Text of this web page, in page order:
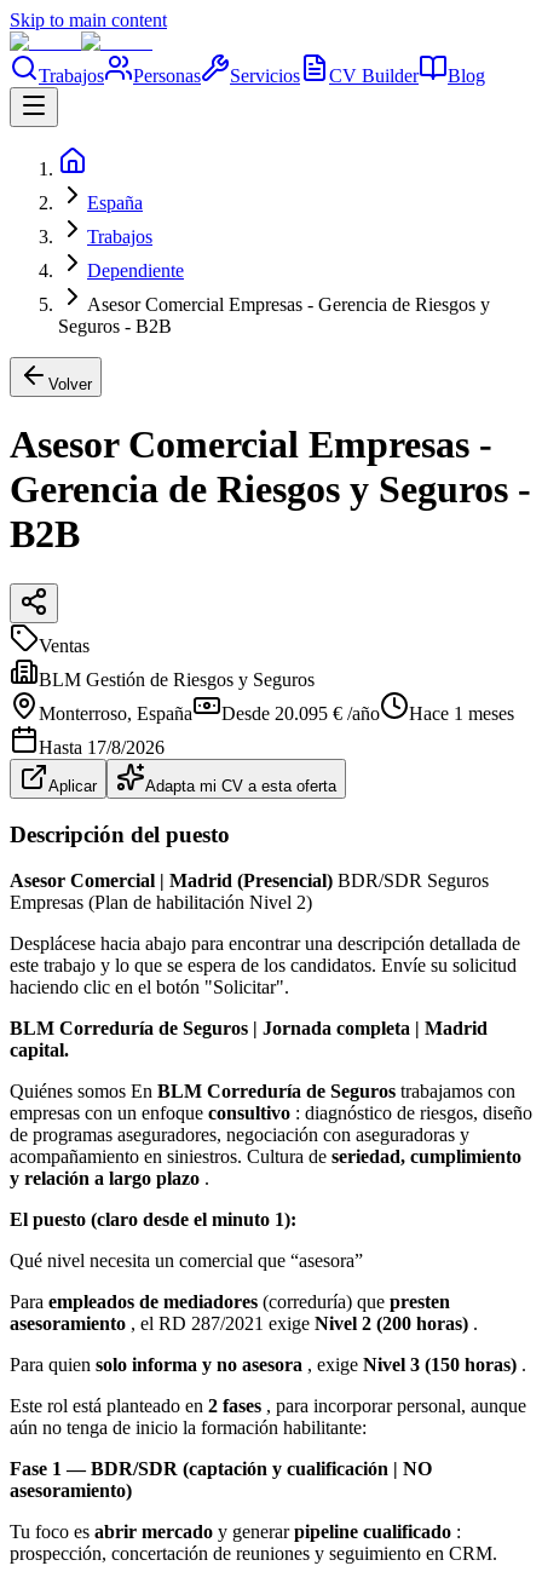
Skip to main content
Trabajos Personas Servicios CV Builder Blog
España
Trabajos
Dependiente
Asesor Comercial Empresas - Gerencia de Riesgos y
Seguros - B2B
Volver
Asesor Comercial Empresas -
Gerencia de Riesgos y Seguros -
B2B
Ventas
BLM Gestión de Riesgos y Seguros
Monterroso, España Desde 20.095 € /año
Hace 1 meses
Hasta 17/8/2026
Aplicar Adapta mi CV a esta oferta
Descripción del puesto
Asesor Comercial | Madrid (Presencial) BDR/SDR Seguros
Empresas (Plan de habilitación Nivel 2)
Desplácese hacia abajo para encontrar una descripción detallada de
este trabajo y lo que se espera de los candidatos. Envíe su solicitud
haciendo clic en el botón "Solicitar".
BLM Correduría de Seguros | Jornada completa | Madrid
capital.
Quiénes somos En BLM Correduría de Seguros trabajamos con
empresas con un enfoque consultivo : diagnóstico de riesgos, diseño
de programas aseguradores, negociación con aseguradoras y
acompañamiento en siniestros. Cultura de seriedad, cumplimiento
y relación a largo plazo .
El puesto (claro desde el minuto 1):
Qué nivel necesita un comercial que “asesora”
Para empleados de mediadores (correduría) que presten
asesoramiento , el RD 287/2021 exige Nivel 2 (200 horas) .
Para quien solo informa y no asesora , exige Nivel 3 (150 horas) .
Este rol está planteado en 2 fases , para incorporar personal, aunque
aún no tenga de inicio la formación habilitante:
Fase 1 — BDR/SDR (captación y cualificación | NO
asesoramiento)
Tu foco es abrir mercado y generarpipeline cualificado :
prospección, concertación de reuniones y seguimiento en CRM.